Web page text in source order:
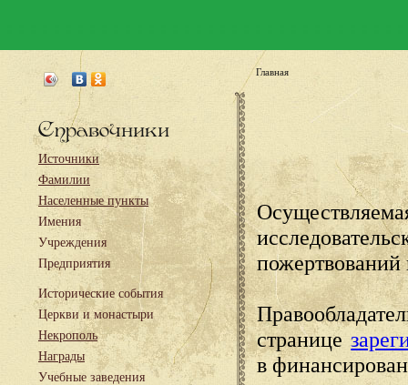
Справочники
Источники
Фамилии
Населенные пункты
Имения
Учреждения
Предприятия
Исторические события
Церкви и монастыри
Некрополь
Награды
Учебные заведения
Главная
пожертвований
странице
в